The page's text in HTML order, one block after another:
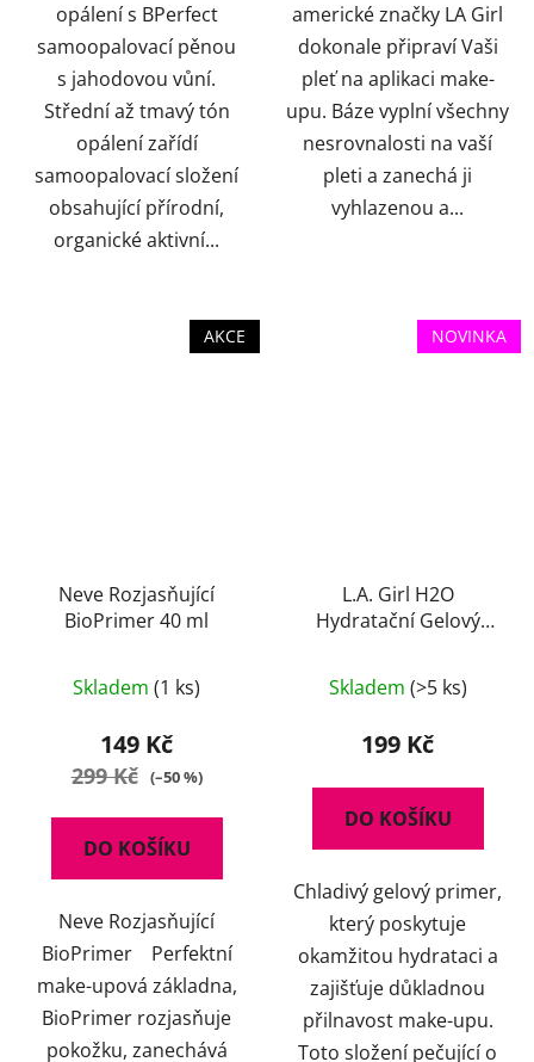
opálení s BPerfect
samoopalovací pěnou
s jahodovou vůní.
Střední až tmavý tón
opálení zařídí
samoopalovací složení
obsahující přírodní,
organické aktivní...
americké značky LA Girl
dokonale připraví Vaši
pleť na aplikaci make-
upu. Báze vyplní všechny
nesrovnalosti na vaší
pleti a zanechá ji
vyhlazenou a...
AKCE
Neve Rozjasňující
BioPrimer 40 ml
Skladem (1 ks)
149 Kč
299 Kč (–50 %)
DO KOŠÍKU
Neve Rozjasňující
BioPrimer Perfektní
make-upová základna,
BioPrimer rozjasňuje
pokožku, zanechává
NOVINKA
L.A. Girl H2O
Hydratační Gelový
Skladem (>5 ks)
199 Kč
DO KOŠÍKU
Chladivý gelový primer,
který poskytuje
okamžitou hydrataci a
zajišťuje důkladnou
přilnavost make-upu.
Toto složení pečující o